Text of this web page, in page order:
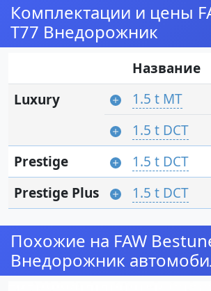
Комплектации и цены
T77 Внедорожник
Название
Luxury
1.5 t MT
1.5 t DCT
Prestige
1.5 t DCT
Prestige Plus
1.5 t DCT
Похожие на FAW
Внедорожник